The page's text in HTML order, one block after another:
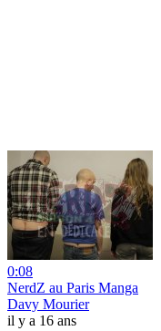
0:08
NerdZ au Paris Manga
Davy Mourier
il y a 16 ans